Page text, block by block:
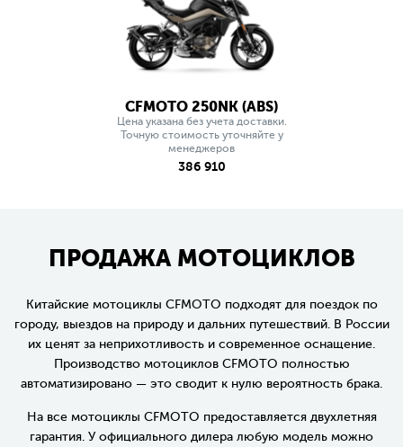
CFMOTO 250NK (ABS)
Цена указана без учета доставки.
Точную стоимость уточняйте у
менеджеров
386 910
ПРОДАЖА МОТОЦИКЛОВ
Китайские мотоциклы CFMOTO подходят для поездок по
городу, выездов на природу и дальних путешествий. В России
их ценят за неприхотливость и современное оснащение.
Производство мотоциклов CFMOTO полностью
автоматизировано — это сводит к нулю вероятность брака.
На все мотоциклы CFMOTO предоставляется двухлетняя
гарантия. У официального дилера любую модель можно